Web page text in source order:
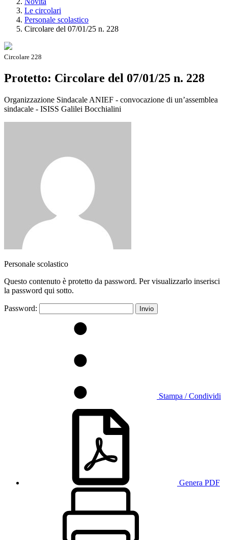
Le circolari
Personale scolastico
Circolare del 07/01/25 n. 228
Circolare 228
Protetto: Circolare del 07/01/25 n. 228
Organizzazione Sindacale ANIEF - convocazione di un’assemblea
sindacale - ISISS Galilei Bocchialini
Personale scolastico
Questo contenuto è protetto da password. Per visualizzarlo inserisci
la password qui sotto.
Password:
Stampa / Condividi
Genera PDF